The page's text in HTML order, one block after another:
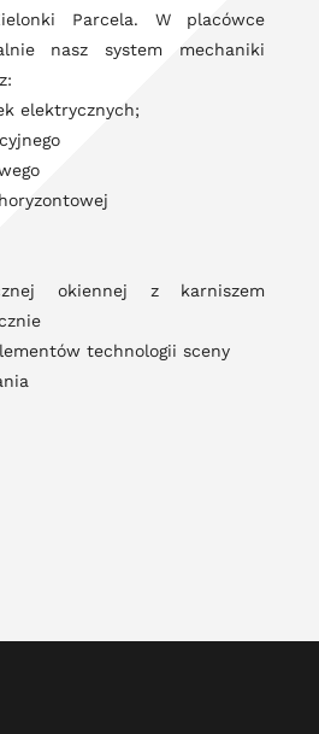
Parcela. W placówce
nasz system mechaniki
elektrycznych;
okiennej z karniszem
technologii sceny